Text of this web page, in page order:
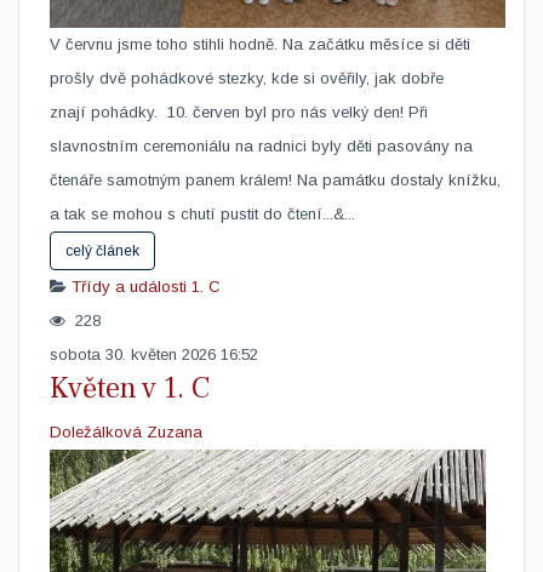
V červnu jsme toho stihli hodně. Na začátku měsíce si děti
prošly dvě pohádkové stezky, kde si ověřily, jak dobře
znají pohádky. 10. červen byl pro nás velký den! Při
slavnostním ceremoniálu na radnici byly děti pasovány na
čtenáře samotným panem králem! Na památku dostaly knížku,
a tak se mohou s chutí pustit do čtení...&...
celý článek
Třídy a události 1. C
228
sobota 30. květen 2026 16:52
Květen v 1. C
Doležálková Zuzana